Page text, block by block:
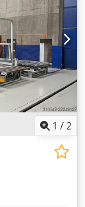
1 /2